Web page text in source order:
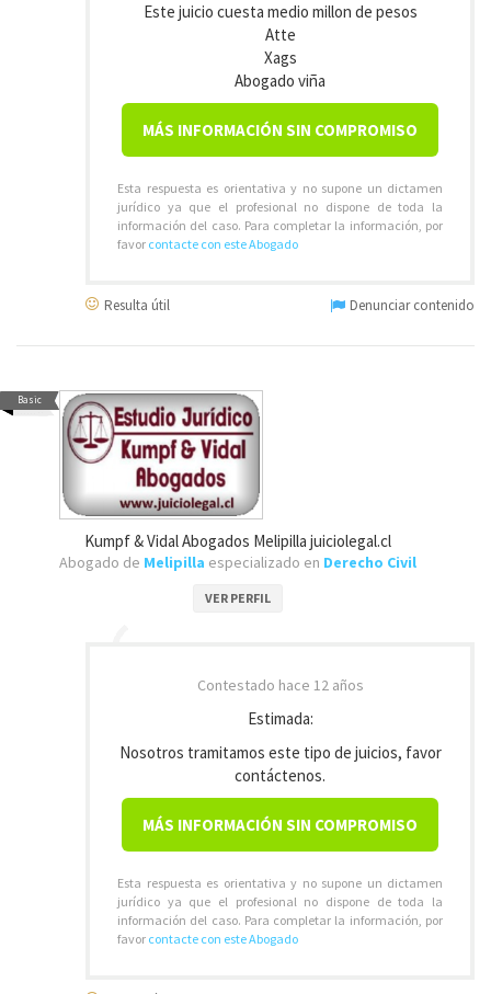
Este juicio cuesta medio millon de pesos
Atte
Xags
Abogado viña
MÁS INFORMACIÓN SIN COMPROMISO
Esta respuesta es orientativa y no supone un dictamen
jurídico ya que el profesional no dispone de toda la
información del caso. Para completar la información, por
favor contacte con este Abogado
Resulta útil Denunciar contenido
Basic
Kumpf & Vidal Abogados Melipilla juiciolegal.cl
Abogado de Melipilla especializado en Derecho Civil
VER PERFIL
Contestado hace 12 años
Estimada:
Nosotros tramitamos este tipo de juicios, favor
contáctenos.
MÁS INFORMACIÓN SIN COMPROMISO
Esta respuesta es orientativa y no supone un dictamen
jurídico ya que el profesional no dispone de toda la
información del caso. Para completar la información, por
favor contacte con este Abogado